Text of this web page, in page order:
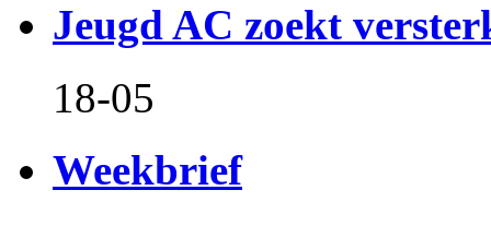
Jeugd AC zoekt
18-05
Weekbrief